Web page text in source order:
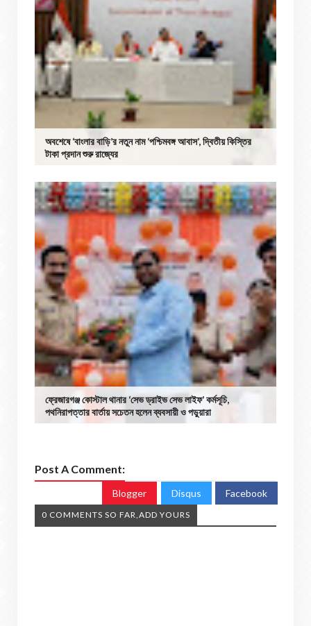
অবশেষে ‘বাংলার বাড়ি’র নতুন নাম ‘পশ্চিমবঙ্গ আবাস’, দ্বিতীয় কিস্তির
টাকা প্রদান শুরু রাজ্যের
ফ্রেজারগঞ্জ কোস্টাল থানার ‘সেভ ড্রাইভ সেভ লাইফ’ কর্মসূচি,
পথনিরাপত্তার বার্তায় সচেতন হলেন ব্যবসায়ী ও পড়ুয়ারা
Post A Comment:
Blogger Disqus Facebook
0 COMMENTS SO FAR,ADD YOURS